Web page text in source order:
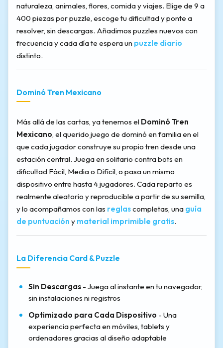
naturaleza, animales, flores, comida y viajes. Elige de 9 a
400 piezas por puzzle, escoge tu dificultad y ponte a
resolver, sin descargas. Añadimos puzzles nuevos con
frecuencia y cada día te espera un puzzle diario
distinto.
Dominó Tren Mexicano
Más allá de las cartas, ya tenemos el Dominó Tren
Mexicano, el querido juego de dominó en familia en el
que cada jugador construye su propio tren desde una
estación central. Juega en solitario contra bots en
dificultad Fácil, Media o Difícil, o pasa un mismo
dispositivo entre hasta 4 jugadores. Cada reparto es
realmente aleatorio y reproducible a partir de su semilla,
y lo acompañamos con las reglascompletas, una guía
de puntuación y material imprimible gratis.
La Diferencia Card & Puzzle
Sin Descargas - Juega al instante en tu navegador,
sin instalaciones ni registros
Optimizado para Cada Dispositivo - Una
experiencia perfecta en móviles, tablets y
ordenadores gracias al diseño adaptable